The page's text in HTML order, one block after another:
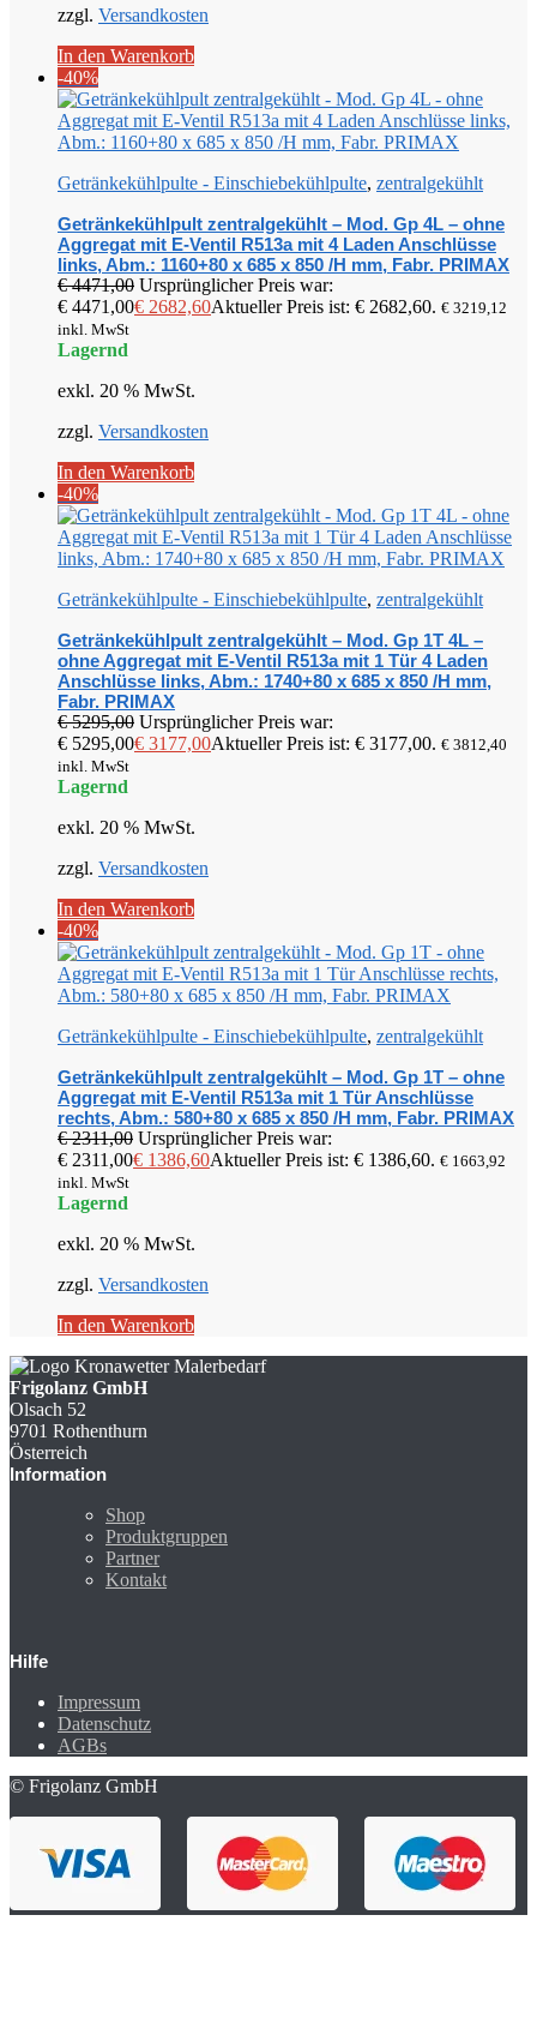
zzgl. Versandkosten
In den Warenkorb
-40%
Getränkekühlpulte - Einschiebekühlpulte, zentralgekühlt
Getränkekühlpult zentralgekühlt – Mod. Gp 4L – ohne
Aggregat mit E-Ventil R513a mit 4 Laden Anschlüsse
links, Abm.: 1160+80 x 685 x 850 /H mm, Fabr. PRIMAX
€4471,00 Ursprünglicher Preis war:
€ 4471,00€ 2682,60Aktueller Preis ist: € 2682,60. € 3219,12
inkl. MwSt
Lagernd
exkl. 20 % MwSt.
zzgl. Versandkosten
In den Warenkorb
-40%
Getränkekühlpulte - Einschiebekühlpulte, zentralgekühlt
Getränkekühlpult zentralgekühlt – Mod. Gp 1T 4L –
ohne Aggregat mit E-Ventil R513a mit 1 Tür 4 Laden
Anschlüsse links, Abm.: 1740+80 x 685 x 850 /H mm,
Fabr. PRIMAX
€5295,00 Ursprünglicher Preis war:
€ 5295,00€ 3177,00Aktueller Preis ist: € 3177,00. € 3812,40
inkl. MwSt
Lagernd
exkl. 20 % MwSt.
zzgl. Versandkosten
In den Warenkorb
-40%
Getränkekühlpulte - Einschiebekühlpulte, zentralgekühlt
Getränkekühlpult zentralgekühlt – Mod. Gp 1T – ohne
Aggregat mit E-Ventil R513a mit 1 Tür Anschlüsse
rechts, Abm.: 580+80 x 685 x 850 /H mm, Fabr. PRIMAX
€2311,00 Ursprünglicher Preis war:
€ 2311,00€ 1386,60Aktueller Preis ist: € 1386,60. € 1663,92
inkl. MwSt
Lagernd
exkl. 20 % MwSt.
zzgl. Versandkosten
In den Warenkorb
Frigolanz GmbH
Olsach 52
9701 Rothenthurn
Österreich
Information
Shop
Produktgruppen
Partner
Kontakt
Hilfe
Impressum
Datenschutz
AGBs
© Frigolanz GmbH